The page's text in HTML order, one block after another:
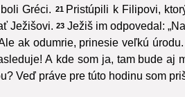
Gréci. 21 Pristúpili k Filipovi,
Ježišovi. 23 Ježiš im odpovedal:
ak odumrie, prinesie veľkú úrodu.
A kde som ja, tam bude aj
Veď práve pre túto hodinu som